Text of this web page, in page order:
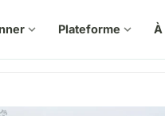
expand_more Plateforme expand_more À